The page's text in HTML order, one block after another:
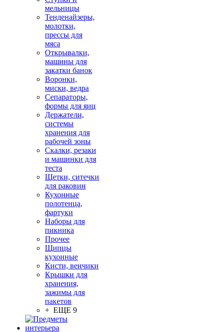
мельницы
Тенденайзеры,
молотки,
прессы для
мяса
Открывалки,
машины для
закатки банок
Воронки,
миски, ведра
Сепараторы,
формы для яиц
Держатели,
системы
хранения для
рабочей зоны
Скалки, резаки
и машинки для
теста
Щетки, ситечки
для раковин
Кухонные
полотенца,
фартуки
Наборы для
пикника
Прочее
Щипцы
кухонные
Кисти, венчики
Крышки для
хранения,
зажимы для
пакетов
+ ЕЩЕ 9